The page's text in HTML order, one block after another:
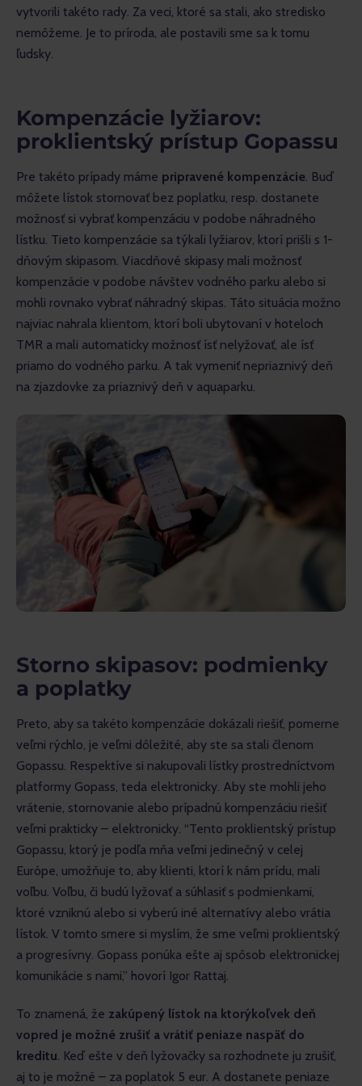
vytvorili takéto rady. Za veci, ktoré sa stali, ako stredisko
nemôžeme. Je to príroda, ale postavili sme sa k tomu
ľudsky.
Kompenzácie lyžiarov:
proklientský prístup Gopassu
Pre takéto prípady máme pripravené kompenzácie. Buď
môžete lístok stornovať bez poplatku, resp. dostanete
možnosť si vybrať kompenzáciu v podobe náhradného
lístku. Tieto kompenzácie sa týkali lyžiarov, ktorí prišli s 1-
dňovým skipasom. Viacdňové skipasy mali možnosť
kompenzácie v podobe návštev vodného parku alebo si
mohli rovnako vybrať náhradný skipas. Táto situácia možno
najviac nahrala klientom, ktorí boli ubytovaní v hoteloch
TMR a mali automaticky možnosť ísť nelyžovať, ale ísť
priamo do vodného parku. A tak vymeniť nepriaznivý deň
na zjazdovke za priaznivý deň v aquaparku.
Storno skipasov: podmienky
a poplatky
Preto, aby sa takéto kompenzácie dokázali riešiť, pomerne
veľmi rýchlo, je veľmi dôležité, aby ste sa stali členom
Gopassu. Respektíve si nakupovali lístky prostredníctvom
platformy Gopass, teda elektronicky. Aby ste mohli jeho
vrátenie, stornovanie alebo prípadnú kompenzáciu riešiť
veľmi prakticky – elektronicky. “Tento proklientský prístup
Gopassu, ktorý je podľa mňa veľmi jedinečný v celej
Európe, umožňuje to, aby klienti, ktorí k nám prídu, mali
voľbu. Voľbu, či budú lyžovať a súhlasiť s podmienkami,
ktoré vzniknú alebo si vyberú iné alternatívy alebo vrátia
lístok. V tomto smere si myslím, že sme veľmi proklientský
a progresívny. Gopass ponúka ešte aj spôsob elektronickej
komunikácie s nami,” hovorí Igor Rattaj.
To znamená, že zakúpený lístok na ktorýkoľvek deň
vopred je možné zrušiť a vrátiť peniaze naspäť do
kreditu. Keď ešte v deň lyžovačky sa rozhodnete ju zrušiť,
aj to je možné – za poplatok 5 eur. A dostanete peniaze